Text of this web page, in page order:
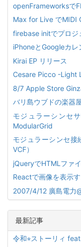
openFrameworksで
Max for Live でMIDI
firebase initでプロジ
iPhoneとGoogleカレ
Kirai EP リリース
Cesare Picco -Light
8/7 Apple Store
バリ島ウブドの楽器
モジュラーシンセ
ModularGrid
モジュラーシンセ接
VCF）
jQueryでHTMLファ
Reactで画像を表示
2007/4/12 廣島電力
最新記事
令和⭐︎ストーリィ